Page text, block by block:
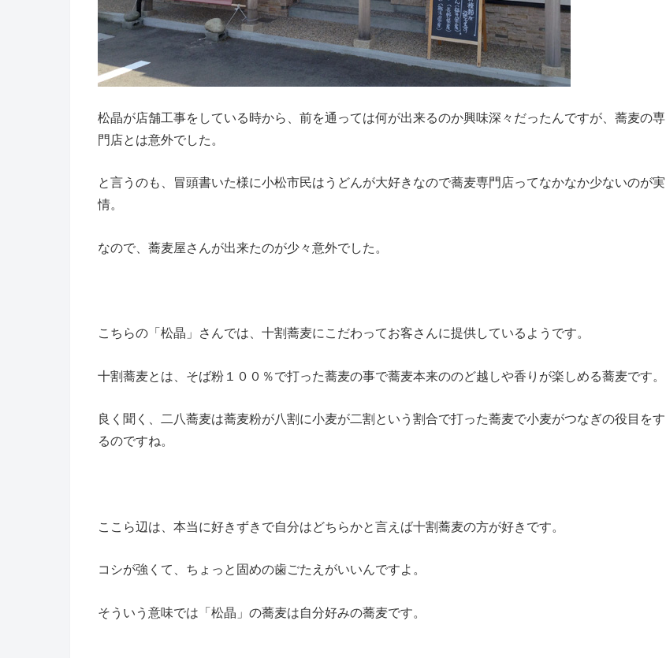
松晶が店舗工事をしている時から、前を通っては何が出来るのか興味深々だったんですが、蕎麦の専
門店とは意外でした。
と言うのも、冒頭書いた様に小松市民はうどんが大好きなので蕎麦専門店ってなかなか少ないのが実
情。
なので、蕎麦屋さんが出来たのが少々意外でした。
こちらの「松晶」さんでは、十割蕎麦にこだわってお客さんに提供しているようです。
十割蕎麦とは、そば粉１００％で打った蕎麦の事で蕎麦本来ののど越しや香りが楽しめる蕎麦です。
良く聞く、二八蕎麦は蕎麦粉が八割に小麦が二割という割合で打った蕎麦で小麦がつなぎの役目をす
るのですね。
ここら辺は、本当に好きずきで自分はどちらかと言えば十割蕎麦の方が好きです。
コシが強くて、ちょっと固めの歯ごたえがいいんですよ。
そういう意味では「松晶」の蕎麦は自分好みの蕎麦です。